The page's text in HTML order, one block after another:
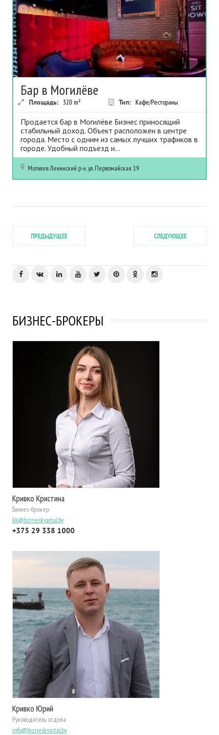
Бар в Могилёве
Площадь: 320 m² Тип: Кафе/Рестораны
Продается бар в Могилёве Бизнес приносящий
стабильный доход. Объект расположен в центре
города. Место с одним из самых лучших трафиков в
городе. Удобный подъезд и...
МогилевЛенинский р-н, ул. Первомайская 19
ПРЕДЫДУЩЕЕ СЛЕДУЮЩЕЕ
БИЗНЕС-БРОКЕРЫ
Кривко Кристина
Бизнес-брокер
kk@bizneskvartal.by
+375 29 338 1000
Кривко Юрий
Руководитель отдела
info@bizneskvartal.by